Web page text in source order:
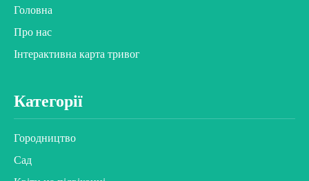
Головна
Про нас
Інтерактивна карта тривог
Категорії
Городництво
Сад